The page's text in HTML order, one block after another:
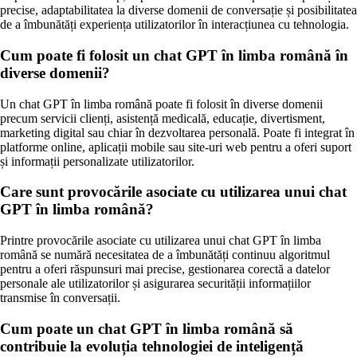
precise, adaptabilitatea la diverse domenii de conversație și posibilitatea
de a îmbunătăți experiența utilizatorilor în interacțiunea cu tehnologia.
Cum poate fi folosit un chat GPT în limba română în
diverse domenii?
Un chat GPT în limba română poate fi folosit în diverse domenii
precum servicii clienți, asistență medicală, educație, divertisment,
marketing digital sau chiar în dezvoltarea personală. Poate fi integrat în
platforme online, aplicații mobile sau site-uri web pentru a oferi suport
și informații personalizate utilizatorilor.
Care sunt provocările asociate cu utilizarea unui chat
GPT în limba română?
Printre provocările asociate cu utilizarea unui chat GPT în limba
română se numără necesitatea de a îmbunătăți continuu algoritmul
pentru a oferi răspunsuri mai precise, gestionarea corectă a datelor
personale ale utilizatorilor și asigurarea securității informațiilor
transmise în conversații.
Cum poate un chat GPT în limba română să
contribuie la evoluția tehnologiei de inteligență